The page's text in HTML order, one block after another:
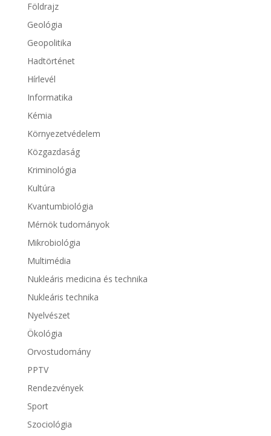
Földrajz
Geológia
Geopolitika
Hadtörténet
Hírlevél
Informatika
Kémia
Környezetvédelem
Közgazdaság
Kriminológia
Kultúra
Kvantumbiológia
Mérnök tudományok
Mikrobiológia
Multimédia
Nukleáris medicina és technika
Nukleáris technika
Nyelvészet
Ökológia
Orvostudomány
PPTV
Rendezvények
Sport
Szociológia